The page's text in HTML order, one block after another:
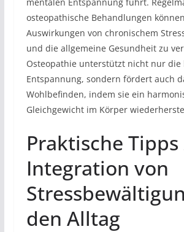
osteopathische Behandlungen
Auswirkungen von chronischem
und die allgemeine Gesundheit zu
Osteopathie unterstützt nicht nur die
Entspannung, sondern fördert auch
Wohlbefinden, indem sie ein
Gleichgewicht im Körper
Praktische
Integration von
den Alltag